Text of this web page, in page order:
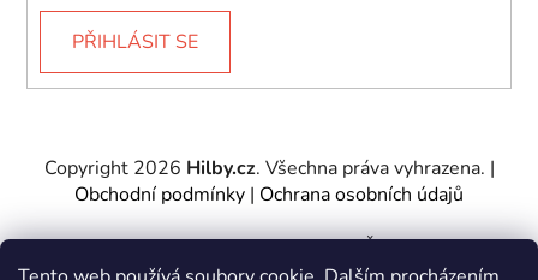
PŘIHLÁSIT SE
Copyright 2026 Hilby.cz. Všechna práva vyhrazena. |
Obchodní podmínky | Ochrana osobních údajů
Provozovatel e-shopu: Hilby CZ s.r.o., IČ: 27467317, se
sídlem Soukenická 2082/7,11000 Praha 1 – Nové